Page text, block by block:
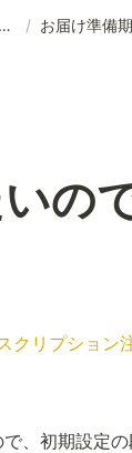
FAQまとめ一覧表 （導入後） /
の
クリプション
、初期設定